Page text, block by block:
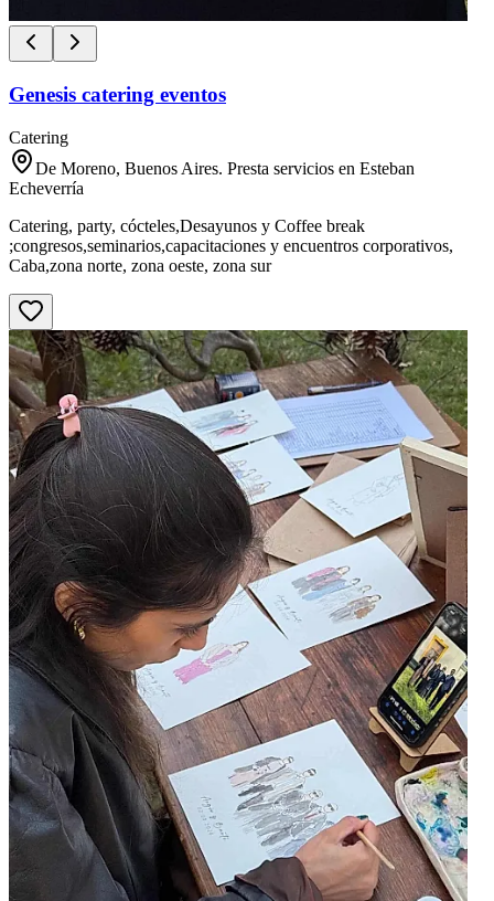
Genesis catering eventos
Catering
De Moreno, Buenos Aires. Presta servicios en Esteban
Echeverría
Catering, party, cócteles,Desayunos y Coffee break
;congresos,seminarios,capacitaciones y encuentros corporativos,
Caba,zona norte, zona oeste, zona sur